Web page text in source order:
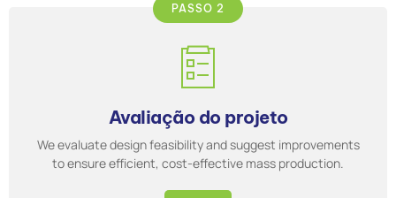
PASSO 2
Avaliação do projeto
We evaluate design feasibility and suggest improvements
to ensure efficient, cost-effective mass production.